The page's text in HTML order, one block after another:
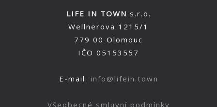
LIFE IN TOWN s.r.o.
Wellnerova 1215/1
779 00 Olomouc
IČO 05153557
E-mail: info@lifein.town
Všeobecné smluvní podmínky